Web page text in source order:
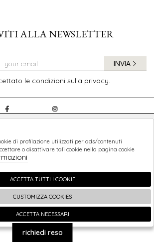
ALLA NEWSLETTER
le condizioni sulla privacy.
INVIA
SHOPPING
EXTRA
richiedi reso
di profilazione utilizzati per ads/contenuti
o disattivare tali cookie nella pagina cookie
ACCETTA TUTTI I COOKIE
CUSTOMIZZA COOKIES
ACCETTA NECESSARI